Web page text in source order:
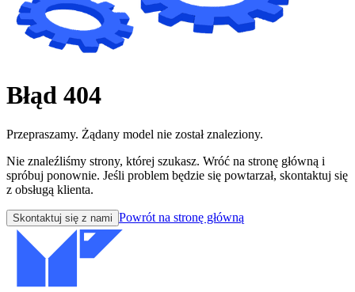
Błąd 404
Przepraszamy. Żądany model nie został znaleziony.
Nie znaleźliśmy strony, której szukasz. Wróć na stronę główną i
spróbuj ponownie. Jeśli problem będzie się powtarzał, skontaktuj się
z obsługą klienta.
Skontaktuj się z nami Powrót na stronę główną